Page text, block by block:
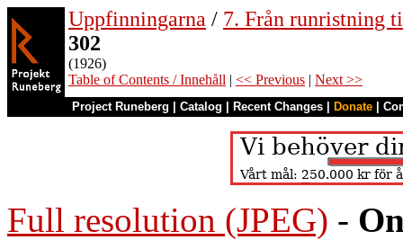
Uppfinningarna / 7. Från runristning
302
(1926)
Table of Contents / Innehåll | << Previous | Next >>
Project Runeberg Catalog Recent Changes Donate
Full resolution (JPEG) -